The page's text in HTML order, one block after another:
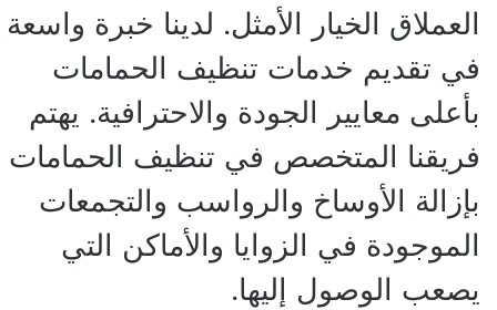
العملاق الخيار الأمثل. لدينا خبرة واسعة
في تقديم خدمات تنظيف الحمامات
بأعلى معايير الجودة والاحترافية. يهتم
فريقنا المتخصص في تنظيف الحمامات
بإزالة الأوساخ والرواسب والتجمعات
الموجودة في الزوايا والأماكن التي
يصعب الوصول إليها.